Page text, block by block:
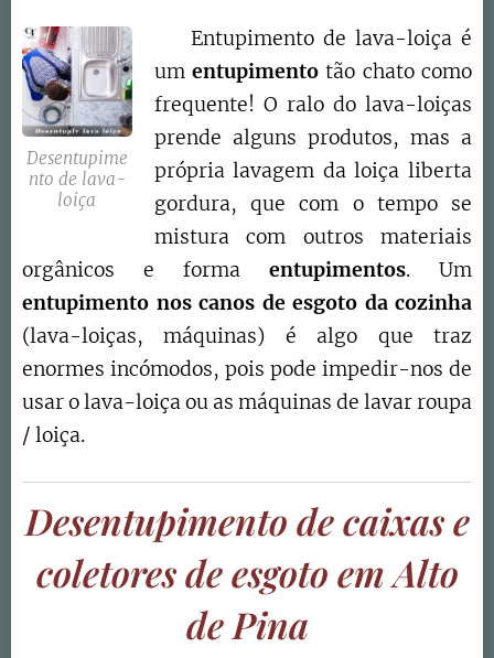
Desentupime
nto de lava-
loiça
Entupimento de lava-loiça é
umentupimento tão chato como
frequente! O ralo do lava-loiças
prende alguns produtos, mas a
própria lavagem da loiça liberta
gordura, que com o tempo se
mistura com outros materiais
orgânicos e forma entupimentos. Um
entupimento nos canos de esgoto da cozinha
(lava-loiças, máquinas) é algo que traz
enormes incómodos, pois pode impedir-nos de
usar o lava-loiça ou as máquinas de lavar roupa
/ loiça.
Desentupimento de caixas e
coletores de esgoto em Alto
de Pina